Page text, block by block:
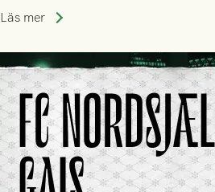
Läs mer